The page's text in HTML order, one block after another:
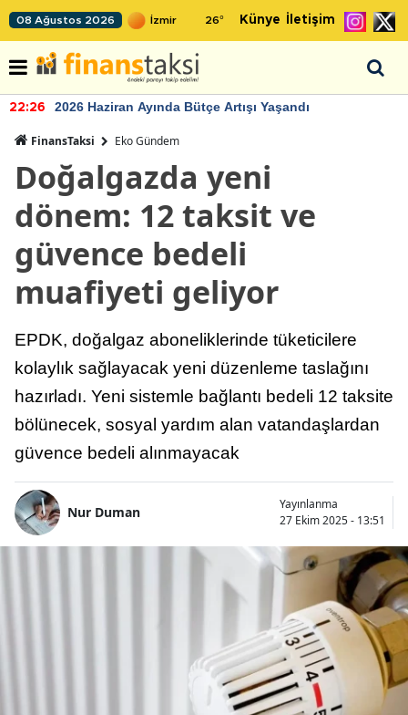
08 Ağustos 2026 26° Künye İletişim
22:26 2026 Haziran Ayında Bütçe Artışı Yaşandı
FinansTaksi Eko Gündem
Doğalgazda yeni
dönem: 12 taksit ve
güvence bedeli
muafiyeti geliyor
EPDK, doğalgaz aboneliklerinde tüketicilere
kolaylık sağlayacak yeni düzenleme taslağını
hazırladı. Yeni sistemle bağlantı bedeli 12 taksite
bölünecek, sosyal yardım alan vatandaşlardan
güvence bedeli alınmayacak
Nur Duman
Yayınlanma
27 Ekim 2025 - 13:51